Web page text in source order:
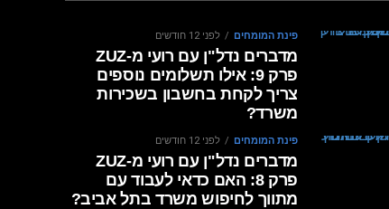
פינת המומחים לפני 12 חודשים
מדברים נדל"ן עם רועי מ-ZUZ
פרק 9: אילו תשלומים נוספים
צריך לקחת בחשבון בשכירות
משרד?
פינת המומחים לפני 12 חודשים
מדברים נדל"ן עם רועי מ-ZUZ
פרק 8: האם כדאי לעבוד עם
מתווך לחיפוש משרד בתל אביב?